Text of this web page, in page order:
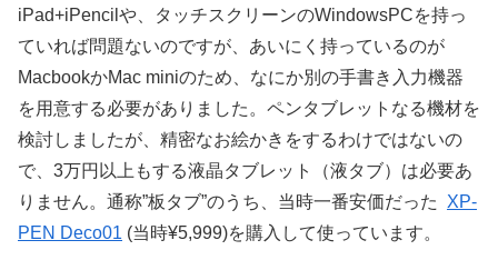
iPad+iPencilや、タッチスクリーンのWindowsPCを持っ
ていれば問題ないのですが、あいにく持っているのが
MacbookかMac miniのため、なにか別の手書き入力機器
を用意する必要がありました。ペンタブレットなる機材を
検討しましたが、精密なお絵かきをするわけではないの
で、3万円以上もする液晶タブレット（液タブ）は必要あ
りません。通称”板タブ”のうち、当時一番安価だった XP-
PEN Deco01 (当時¥5,999)を購入して使っています。